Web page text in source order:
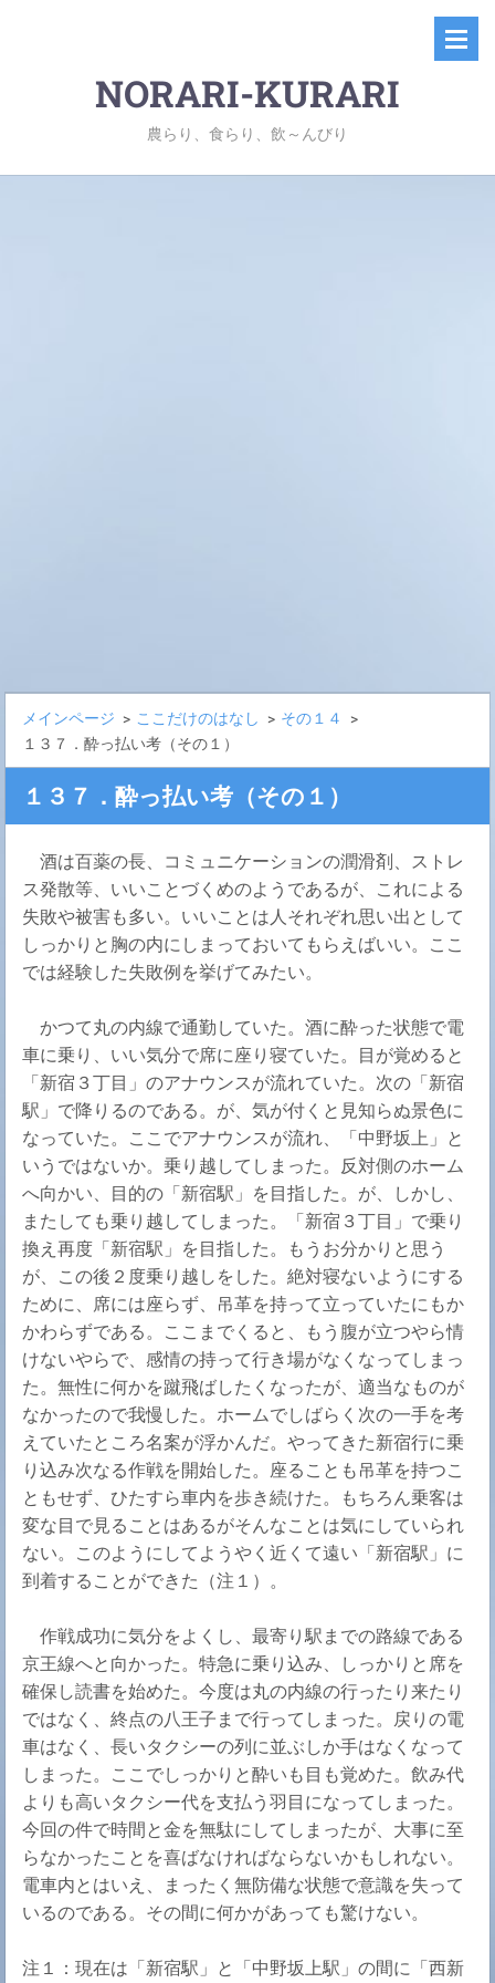
NORARI-KURARI
農らり、食らり、飲～んびり
メインページ > ここだけのはなし > その１４ >
１３７．酔っ払い考（その１）
１３７．酔っ払い考（その１）
酒は百薬の長、コミュニケーションの潤滑剤、ストレ
ス発散等、いいことづくめのようであるが、これによる
失敗や被害も多い。いいことは人それぞれ思い出として
しっかりと胸の内にしまっておいてもらえばいい。ここ
では経験した失敗例を挙げてみたい。
かつて丸の内線で通勤していた。酒に酔った状態で電
車に乗り、いい気分で席に座り寝ていた。目が覚めると
「新宿３丁目」のアナウンスが流れていた。次の「新宿
駅」で降りるのである。が、気が付くと見知らぬ景色に
なっていた。ここでアナウンスが流れ、「中野坂上」と
いうではないか。乗り越してしまった。反対側のホーム
へ向かい、目的の「新宿駅」を目指した。が、しかし、
またしても乗り越してしまった。「新宿３丁目」で乗り
換え再度「新宿駅」を目指した。もうお分かりと思う
が、この後２度乗り越しをした。絶対寝ないようにする
ために、席には座らず、吊革を持って立っていたにもか
かわらずである。ここまでくると、もう腹が立つやら情
けないやらで、感情の持って行き場がなくなってしまっ
た。無性に何かを蹴飛ばしたくなったが、適当なものが
なかったので我慢した。ホームでしばらく次の一手を考
えていたところ名案が浮かんだ。やってきた新宿行に乗
り込み次なる作戦を開始した。座ることも吊革を持つこ
ともせず、ひたすら車内を歩き続けた。もちろん乗客は
変な目で見ることはあるがそんなことは気にしていられ
ない。このようにしてようやく近くて遠い「新宿駅」に
到着することができた（注１）。
作戦成功に気分をよくし、最寄り駅までの路線である
京王線へと向かった。特急に乗り込み、しっかりと席を
確保し読書を始めた。今度は丸の内線の行ったり来たり
ではなく、終点の八王子まで行ってしまった。戻りの電
車はなく、長いタクシーの列に並ぶしか手はなくなって
しまった。ここでしっかりと酔いも目も覚めた。飲み代
よりも高いタクシー代を支払う羽目になってしまった。
今回の件で時間と金を無駄にしてしまったが、大事に至
らなかったことを喜ばなければならないかもしれない。
電車内とはいえ、まったく無防備な状態で意識を失って
いるのである。その間に何かがあっても驚けない。
注１：現在は「新宿駅」と「中野坂上駅」の間に「西新